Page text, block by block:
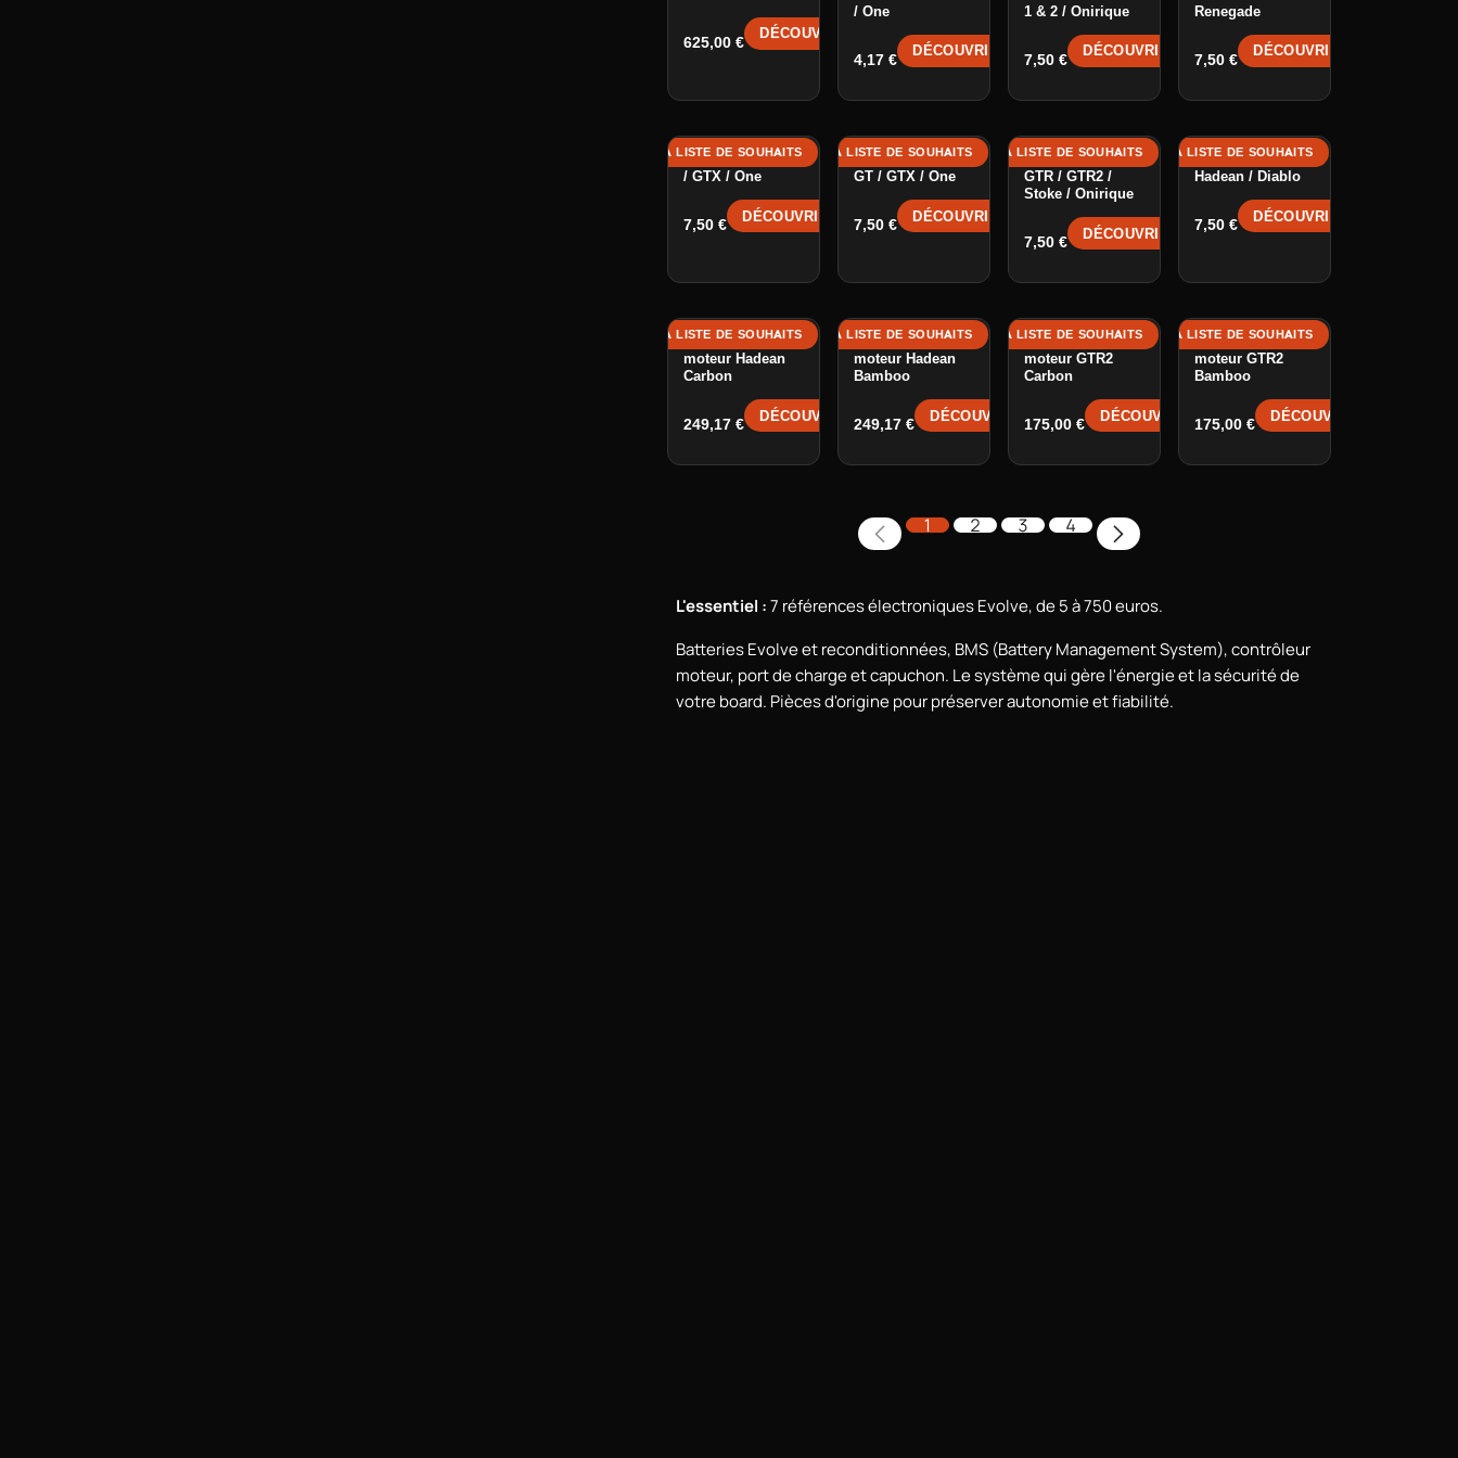
625,00 € DÉCOUVRIR →
/ One
4,17€ DÉCOUVRIR →
1 & 2 / Onirique
7,50€ DÉCOUVRIR →
Renegade
7,50€ DÉCOUVRIR →
Charger Port - GT
/ GTX / One
7,50 € DÉCOUVRIR →
AJOUTER À LA LISTE DE SOUHAITS
Power Button -
GT / GTX / One
7,50€ DÉCOUVRIR →
AJOUTER À LA LISTE DE SOUHAITS
Power Button -
GTR / GTR2 /
Stoke / Onirique
7,50€ DÉCOUVRIR →
AJOUTER À LA LISTE DE SOUHAITS
Power Button -
Hadean / Diablo
7,50€ DÉCOUVRIR →
AJOUTER À LA LISTE DE SOUHAITS
Contrôleur
moteur Hadean
Carbon
249,17 € DÉCOUVRIR →
AJOUTER À LA LISTE DE SOUHAITS
Contrôleur
moteur Hadean
Bamboo
249,17€ DÉCOUVRIR →
AJOUTER À LA LISTE DE SOUHAITS
Contrôleur
moteur GTR2
Carbon
175,00€ DÉCOUVRIR →
AJOUTER À LA LISTE DE SOUHAITS
Contrôleur
moteur GTR2
Bamboo
175,00€ DÉCOUVRIR →
AJOUTER À LA LISTE DE SOUHAITS
1 2 3 4
L'essentiel :7 références électroniques Evolve, de 5 à 750 euros.
Batteries Evolve et reconditionnées, BMS (Battery Management System), contrôleur
moteur, port de charge et capuchon. Le système qui gère l'énergie et la sécurité de
votre board. Pièces d'origine pour préserver autonomie et fiabilité.